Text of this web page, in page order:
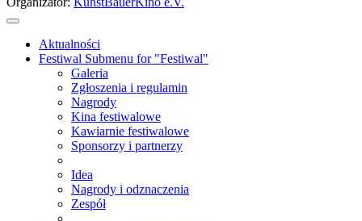
Aktualności
Festiwal Submenu for "Festiwal"
Galeria
Zgłoszenia i regulamin
Nagrody
Kina festiwalowe
Kawiarnie festiwalowe
Sponsorzy i partnerzy
Idea
Nagrody i odznaczenia
Zespół